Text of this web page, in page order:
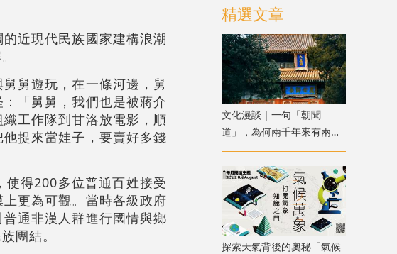
近現代民族國家建構浪潮
舅遊玩，在一條河邊，舅
「舅舅，我們也是被蔣介
工作隊到甘洛放電影，順
捉來當娃子，要賣好多錢
得200多位普通百姓接受
更為可觀。當時各級政府
通非漢人群進行國情與鄉
團結。
精選文章
文化漫談｜一句「朝聞
道」，為何兩千年來有兩種
解讀？
探索天氣背後的奧秘「氣候